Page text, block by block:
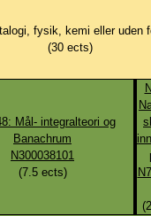
fysik, kemi eller uden
(30ects)
Mål- integralteori og
Banachrum
N300038101
(7.5ects)
(